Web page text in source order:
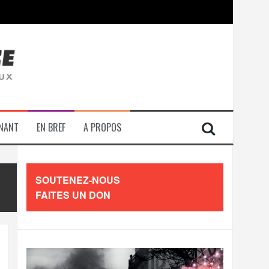
les travailleurs »
EN BREF A PROPOS
SOUTENEZ-NOUS
FAITES UN DON